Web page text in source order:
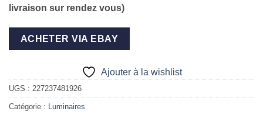
livraison sur rendez vous)
ACHETER VIA EBAY
Ajouter à la wishlist
UGS : 227237481926
Catégorie : Luminaires